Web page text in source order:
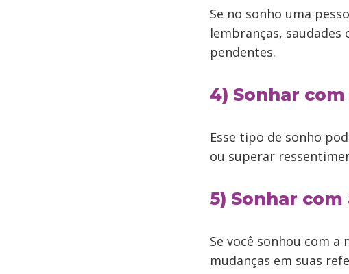
Se no sonho uma
lembranças, saudades
pendentes.
4) Sonhar
Esse tipo de sonho
ou superar
5) Sonhar
Se você sonhou com
mudanças em suas